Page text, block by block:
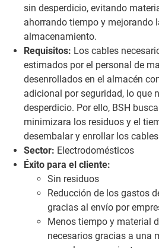
sin desperdicio, evitando
ahorrando tiempo y mejorando
almacenamiento.
Requisitos: Los cables
estimados por el personal de
desenrollados en el almacén
adicional por seguridad, lo que
desperdicio. Por ello, BSH
minimizara los residuos y el
desembalar y enrollar los
Sector: Electrodomésticos
Éxito para el cliente:
Sin residuos
Reducción de los gastos
gracias al envío por
Menos tiempo y material
necesarios gracias a una